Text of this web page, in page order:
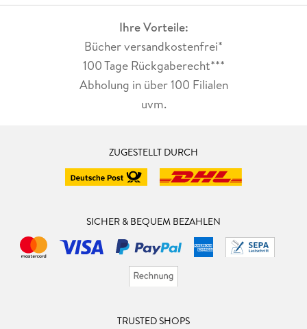
Ihre Vorteile:
Bücher versandkostenfrei*
100 Tage Rückgaberecht***
Abholung in über 100 Filialen
uvm.
ZUGESTELLT DURCH
SICHER & BEQUEM BEZAHLEN
TRUSTED SHOPS